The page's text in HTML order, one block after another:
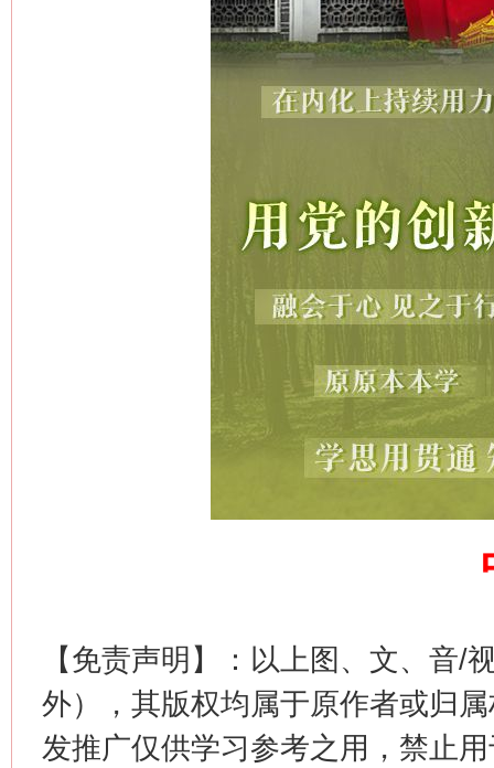
【免责声明】：以上图、文、音/
外），其版权均属于原作者或归
发推广仅供学习参考之用，禁止
网上购药对药下症？
这是一记警钟！ 谢